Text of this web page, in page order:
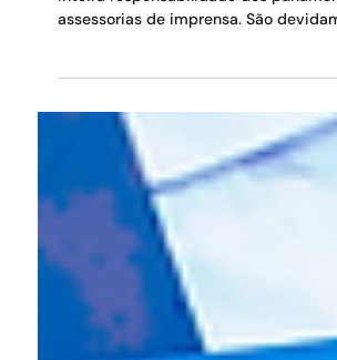
Redação Alesp
5 de dez. de 2025
Deputado lança livro